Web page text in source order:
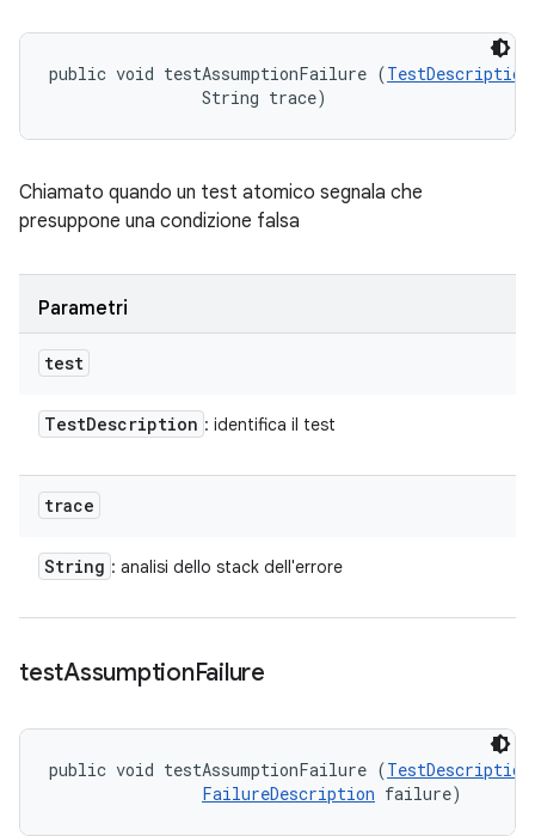
public void testAssumptionFailure (TestDescription
                String trace)
Chiamato quando un test atomico segnala che
presuppone una condizione falsa
Parametri
test
TestDescription : identifica il test
trace
String : analisi dello stack dell'errore
testAssumptionFailure
public void testAssumptionFailure (TestDescription
FailureDescription failure)